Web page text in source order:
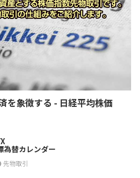
を象徴する - 日経平均株価
為替カレンダー
先物取引